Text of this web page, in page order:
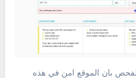
بان الموقع امن في هذه